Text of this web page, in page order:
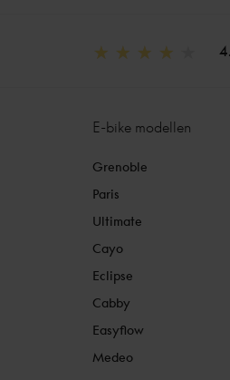
E-bike modellen
Grenoble
Paris
Ultimate
Cayo
Eclipse
Cabby
Easyflow
Medeo